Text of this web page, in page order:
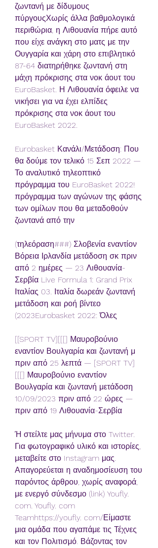
ζωντανή με δίδυμους
πύργουςΧωρίς άλλα βαθμολογικά
περιθώρια, η Λιθουανία πήρε αυτό
που είχε ανάγκη στο ματς με την
Ουγγαρία και χάρη στο επιβλητικό
87-64 διατηρήθηκε ζωντανή στη
μάχη πρόκρισης στα νοκ άουτ του
EuroBasket. Η Λιθουανία όφειλε να
νικήσει για να έχει ελπίδες
πρόκρισης στα νοκ άουτ του
EuroBasket 2022.
Eurobasket Κανάλι/Μετάδοση: Που
θα δούμε τον τελικό 15 Σεπ 2022 —
Το αναλυτικό τηλεοπτικό
πρόγραμμα του EuroBasket 2022!
πρόγραμμα των αγώνων της φάσης
των ομίλων που θα μεταδοθούν
ζωντανά από την
(τηλεόραση###) Σλοβενία εναντίον
Βόρεια Ιρλανδία μετάδοση σκ πριν
από 2 ημέρες — 23 Λιθουανία-
Σερβία Live Formula 1: Grand Prix
Ιταλίας 03. Ιταλία δωρεάν ζωντανή
μετάδοση και ροή βίντεο
(2023Eurobasket 2022: Όλες
[[SPORT TV][[[] Μαυροβούνιο
εναντίον Βουλγαρία και ζωντανή μ
πριν από 25 λεπτά — [SPORT TV]
[[[] Μαυροβούνιο εναντίον
Βουλγαρία και ζωντανή μετάδοση
10/09/2023 πριν από 22 ώρες —
πριν από 19 Λιθουανία-Σερβία
Ή στείλτε μας μήνυμα στο Twitter.
Για φωτογραφικό υλικό και ιστορίες,
μεταβείτε στο Instagram μας.
Απαγορεύεται η αναδημοσίευση του
παρόντος άρθρου, χωρίς αναφορά,
με ενεργό σύνδεσμο (link) Youfly.
com. Youfly. com
Teamhttps://youfly. com/Είμαστε
μια ομάδα που αγαπάμε τις Τέχνες
και τον Πολιτισμό. Βάζοντας τον